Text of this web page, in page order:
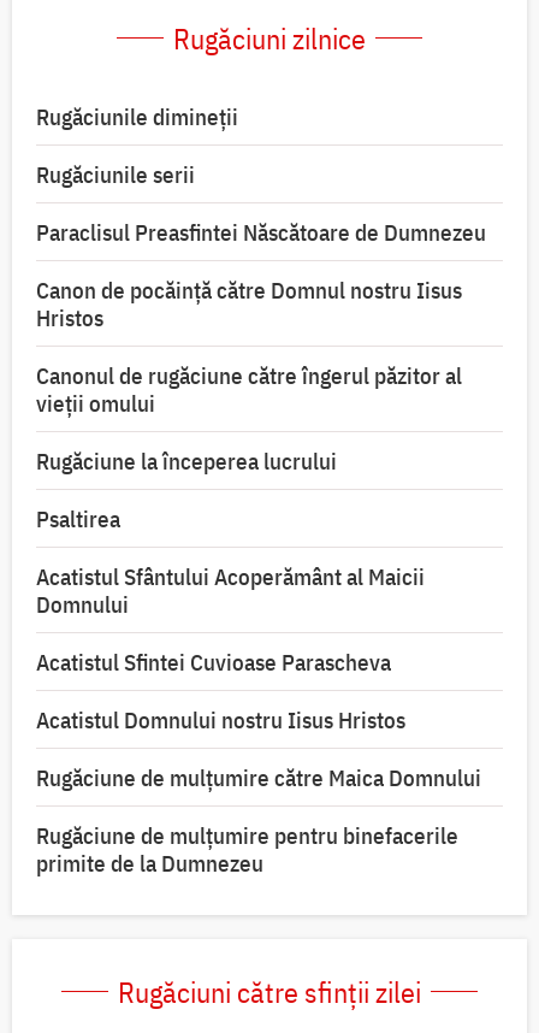
Rugăciuni zilnice
Rugăciunile dimineții
Rugăciunile serii
Paraclisul Preasfintei Născătoare de Dumnezeu
Canon de pocăință către Domnul nostru Iisus
Hristos
Canonul de rugăciune către îngerul păzitor al
vieții omului
Rugăciune la începerea lucrului
Psaltirea
Acatistul Sfântului Acoperământ al Maicii
Domnului
Acatistul Sfintei Cuvioase Parascheva
Acatistul Domnului nostru Iisus Hristos
Rugăciune de mulţumire către Maica Domnului
Rugăciune de mulțumire pentru binefacerile
primite de la Dumnezeu
Rugăciuni către sfinții zilei